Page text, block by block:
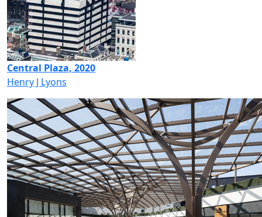
Central Plaza, 2020
Henry J Lyons